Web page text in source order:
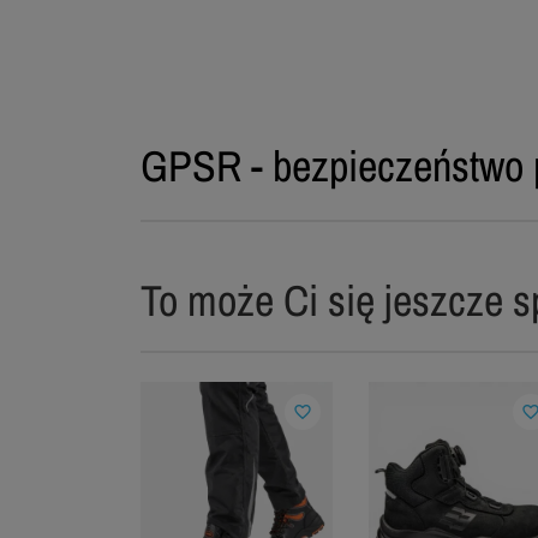
GPSR - bezpieczeństwo
To może Ci się jeszcze
favorite_border favorite_border